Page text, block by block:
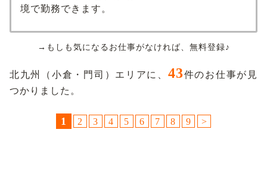
境で勤務できます。
→もしも気になるお仕事がなければ、無料登録♪
北九州（小倉・門司）エリアに、 43件のお仕事が見
つかりました。
1 2 3 4 5 6 7 8 9 >